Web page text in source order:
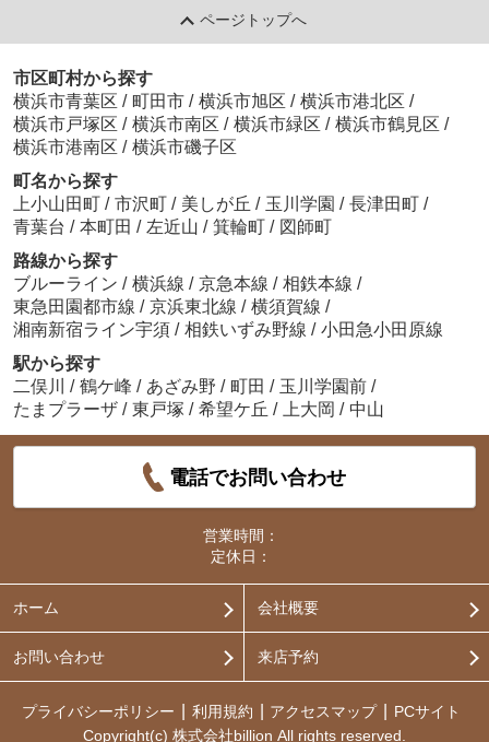
ページトップへ
市区町村から探す
横浜市青葉区 / 町田市 / 横浜市旭区 / 横浜市港北区 /
横浜市戸塚区 / 横浜市南区 / 横浜市緑区 / 横浜市鶴見区 /
横浜市港南区 / 横浜市磯子区
町名から探す
上小山田町 / 市沢町 / 美しが丘 / 玉川学園 / 長津田町 /
青葉台 / 本町田 / 左近山 / 箕輪町 / 図師町
路線から探す
ブルーライン / 横浜線 / 京急本線 / 相鉄本線 /
東急田園都市線 / 京浜東北線 / 横須賀線 /
湘南新宿ライン宇須 / 相鉄いずみ野線 / 小田急小田原線
駅から探す
二俣川
/ 鶴ケ峰 / あざみ野 / 町田 / 玉川学園前 /
たまプラーザ / 東戸塚 / 希望ケ丘 / 上大岡 / 中山
電話でお問い合わせ
営業時間：
定休日：
ホーム 会社概要
お問い合わせ 来店予約
プライバシーポリシー 利用規約 アクセスマップ
PCサイト
Copyright(c) 株式会社billion All rights reserved.